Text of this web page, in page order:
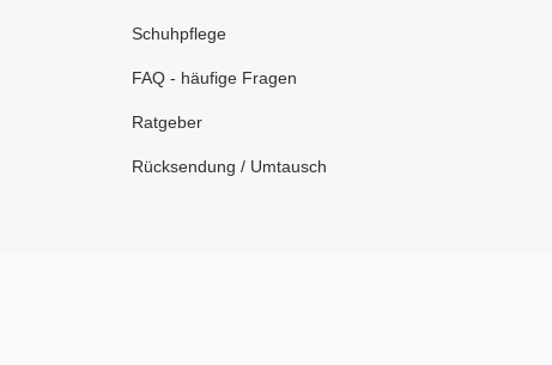
Schuhpflege
FAQ - häufige Fragen
Ratgeber
Rücksendung / Umtausch